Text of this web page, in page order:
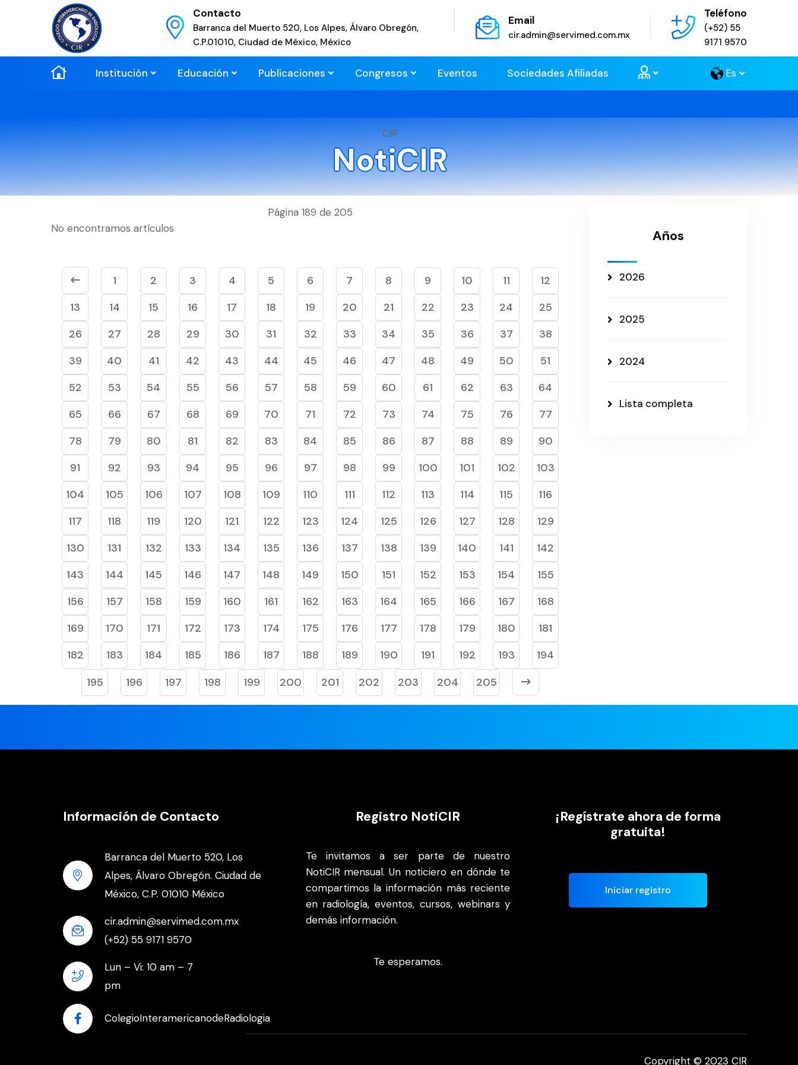
Contacto
Barranca del Muerto 520, Los Alpes, Álvaro Obregón,
C.P.01010, Ciudad de México, México
Email
cir.admin@servimed.com.mx
Teléfono
(+52) 55
9171 9570
Institución Educación Publicaciones Congresos Eventos Sociedades Afiliadas
CIR
NotiCIR
Página 189 de 205
No encontramos artículos
1 2 3 4 5 6 7 8 9 10 11
12
13
14 15 16 17 18 19 20 21 22 23 24
25
26
27 28 29 30 31 32 33 34 35 36 37
38
39
40 41 42 43 44 45 46 47 48 49 50
51
52
53 54 55 56 57 58 59 60 61 62 63
64
65
66 67 68 69 70 71 72 73 74 75 76
77
78
79 80 81 82 83 84 85 86 87 88 89
90
91
92 93 94 95 96 97 98 99 100 101 102
103
104
105 106 107 108 109 110 111 112 113 114 115
116
117
118 119 120 121 122 123 124 125 126 127 128
129
130
131 132 133 134 135 136 137 138 139 140 141
142
143
144 145 146 147 148 149 150 151 152 153 154
155
156
157 158 159 160 161 162 163 164 165 166 167
168
169
170 171 172 173 174 175 176 177 178 179 180
181
182
183 184 185 186 187 188 189 190 191 192 193
194
195
196 197 198 199 200 201 202 203 204 205
Años
2026
2025
2024
Lista completa
Información de Contacto
Barranca del Muerto 520, Los
Alpes, Álvaro Obregón. Ciudad de
México, C.P. 01010 México
cir.admin@servimed.com.mx
(+52) 55 9171 9570
Lun – Vi: 10 am – 7
pm
ColegioInteramericanodeRadiologia
Registro NotiCIR
Te invitamos a ser parte de nuestro
NotiCIR mensual. Un noticiero en dónde te
compartimos la información más reciente
en radiología, eventos, cursos, webinars y
demás información.
Te esperamos.
¡Regístrate ahora de forma
gratuita!
Iniciar registro
Copyright © 2023 CIR